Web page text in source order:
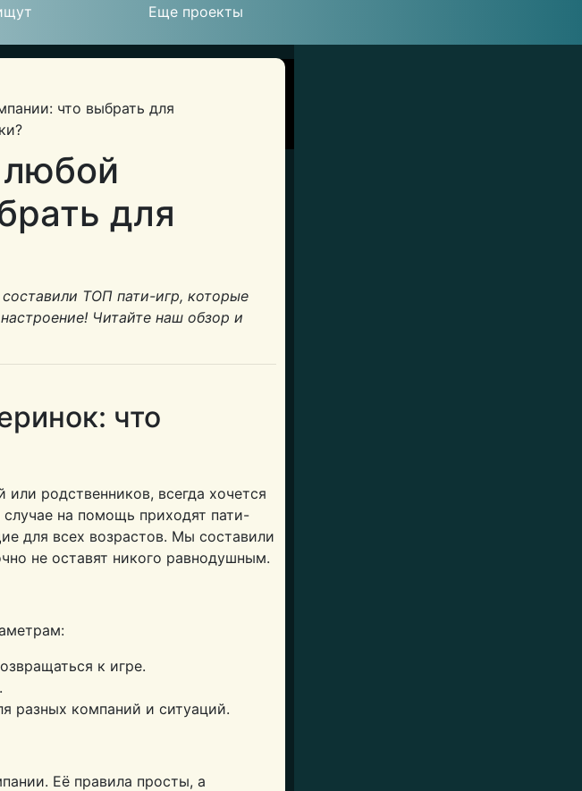
Еще проекты
для
ТОП пати-игр, которые
Читайте наш обзор и
что
родственников, всегда хочется
на помощь приходят пати-
для всех возрастов. Мы составили
не оставят никого равнодушным.
к игре.
разных компаний и ситуаций.
Её правила просты, а